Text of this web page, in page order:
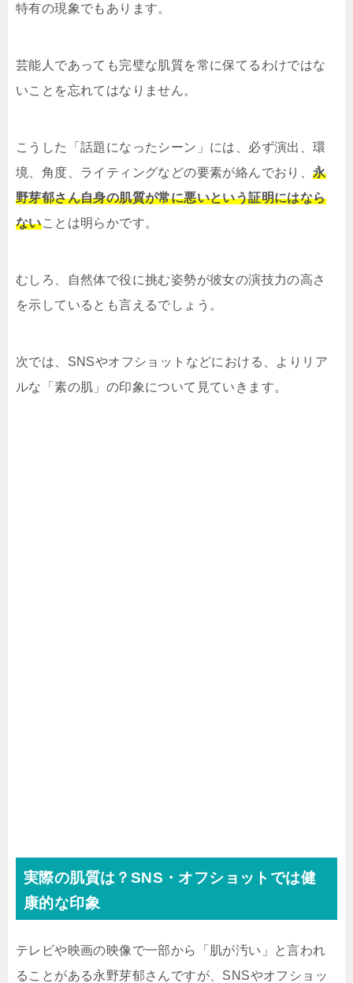
特有の現象でもあります。
芸能人であっても完璧な肌質を常に保てるわけではな
いことを忘れてはなりません。
こうした「話題になったシーン」には、必ず演出、環
境、角度、ライティングなどの要素が絡んでおり、永
野芽郁さん自身の肌質が常に悪いという証明にはなら
ないことは明らかです。
むしろ、自然体で役に挑む姿勢が彼女の演技力の高さ
を示しているとも言えるでしょう。
次では、SNSやオフショットなどにおける、よりリア
ルな「素の肌」の印象について見ていきます。
実際の肌質は？SNS・オフショットでは健
康的な印象
テレビや映画の映像で一部から「肌が汚い」と言われ
ることがある永野芽郁さんですが、SNSやオフショッ